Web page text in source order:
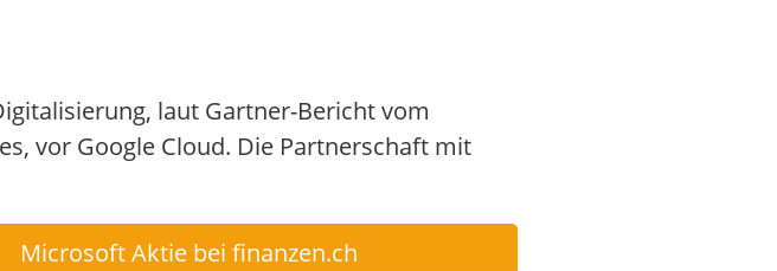
laut Gartner-Bericht vom
vor Google Cloud. Die Partnerschaft mit
Microsoft Aktie bei finanzen.ch